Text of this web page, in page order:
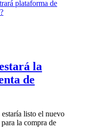
la
de
listo el nuevo
la compra de